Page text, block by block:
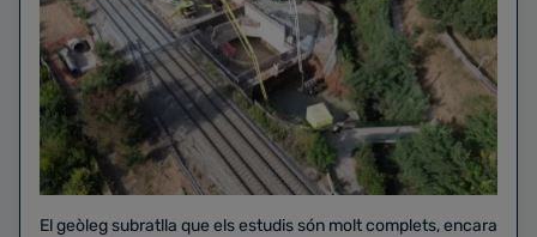
El geòleg subratlla que els estudis són molt complets, encara